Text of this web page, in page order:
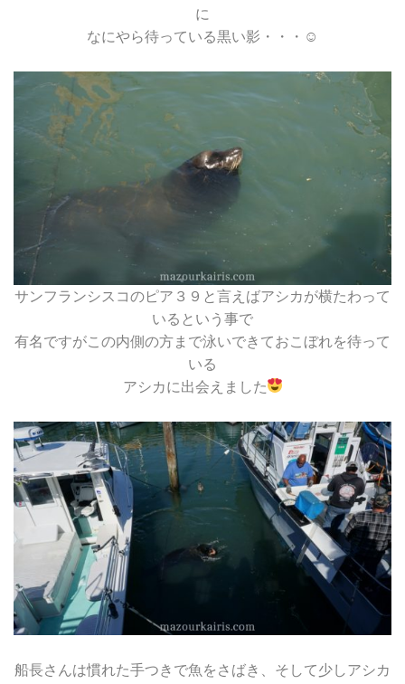
に
なにやら待っている黒い影・・・☺
サンフランシスコのピア３９と言えばアシカが横たわって
いるという事で
有名ですがこの内側の方まで泳いできておこぼれを待って
いる
アシカに出会えました
船長さんは慣れた手つきで魚をさばき、そして少しアシカ